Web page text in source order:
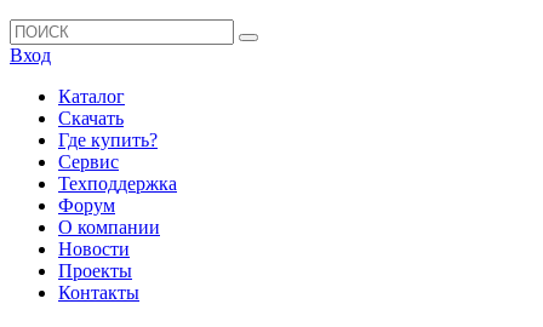
Вход
Каталог
Скачать
Где купить?
Сервис
Техподдержка
Форум
О компании
Новости
Проекты
Контакты